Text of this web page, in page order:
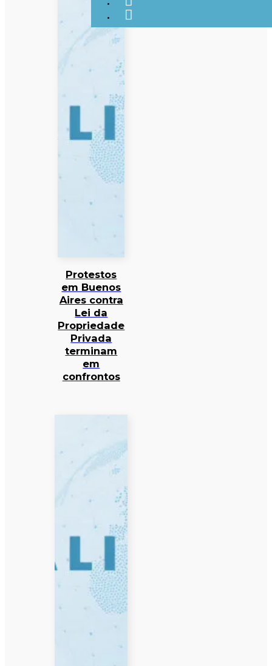
Protestos
em Buenos
Aires contra
Lei da
Propriedade
Privada
terminam
em
confrontos